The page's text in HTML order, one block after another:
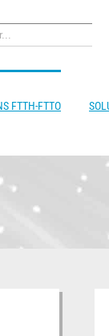
FTTH-FTTO